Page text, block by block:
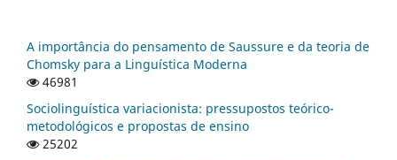
A importância do pensamento de Saussure e da teoria de
Chomsky para a Linguística Moderna
46981
Sociolinguística variacionista: pressupostos teórico-
metodológicos e propostas de ensino
25202